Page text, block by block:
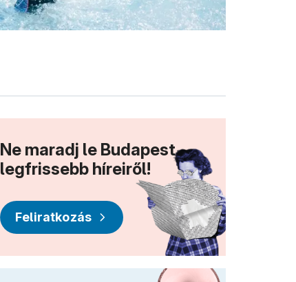
Ne maradj le Budapest
legfrissebb híreiről!
Feliratkozás